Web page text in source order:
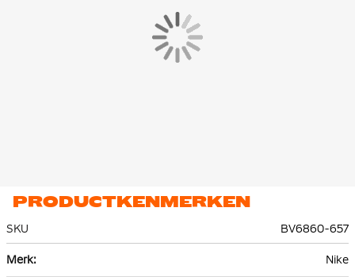
PRODUCTKENMERKEN
SKU
BV6860-657
informatie
Nike